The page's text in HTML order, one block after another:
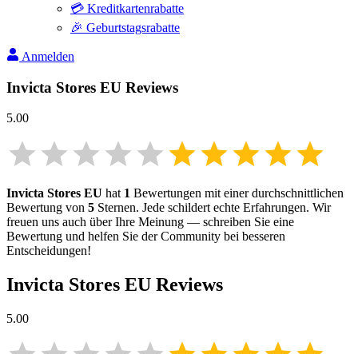
💳 Kreditkartenrabatte
🎉 Geburtstagsrabatte
Anmelden
Invicta Stores EU Reviews
5.00
Invicta Stores EU hat 1 Bewertungen mit einer durchschnittlichen
Bewertung von 5 Sternen. Jede schildert echte Erfahrungen. Wir
freuen uns auch über Ihre Meinung — schreiben Sie eine
Bewertung und helfen Sie der Community bei besseren
Entscheidungen!
Invicta Stores EU Reviews
5.00